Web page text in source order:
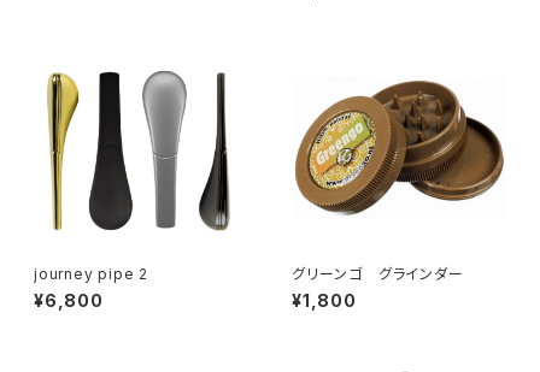
journey pipe 2
¥6,800
グリーンゴ グラインダー
¥1,800